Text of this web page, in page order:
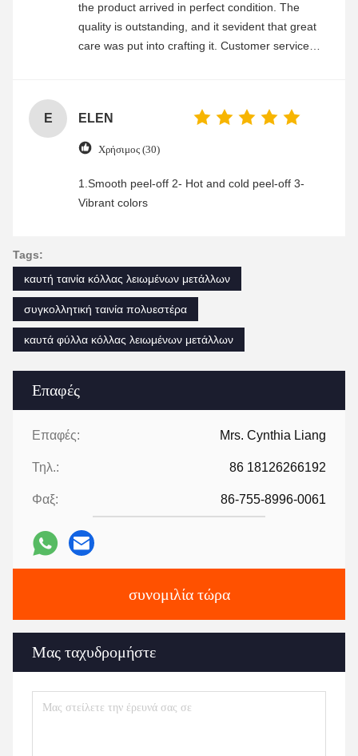
Επαφές
Επαφές: Mrs. Cynthia Liang
Τηλ.: 86 18126266192
Φαξ: 86-755-8996-0061
συνομιλία τώρα
Μας ταχυδρομήστε
the product arrived in perfect condition. The
quality is outstanding, and it sevident that great
care was put into crafting it. Customer service
E ELEN
Χρήσιμος (30)
1.Smooth peel-off 2- Hot and cold peel-off 3-
Vibrant colors
Tags:
καυτή ταινία κόλλας λειωμένων μετάλλων
συγκολλητική ταινία πολυεστέρα
καυτά φύλλα κόλλας λειωμένων μετάλλων